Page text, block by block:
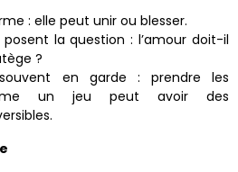
: elle peut unir ou blesser.
la question : l’amour doit-il
?
en garde : prendre les
un jeu peut avoir des